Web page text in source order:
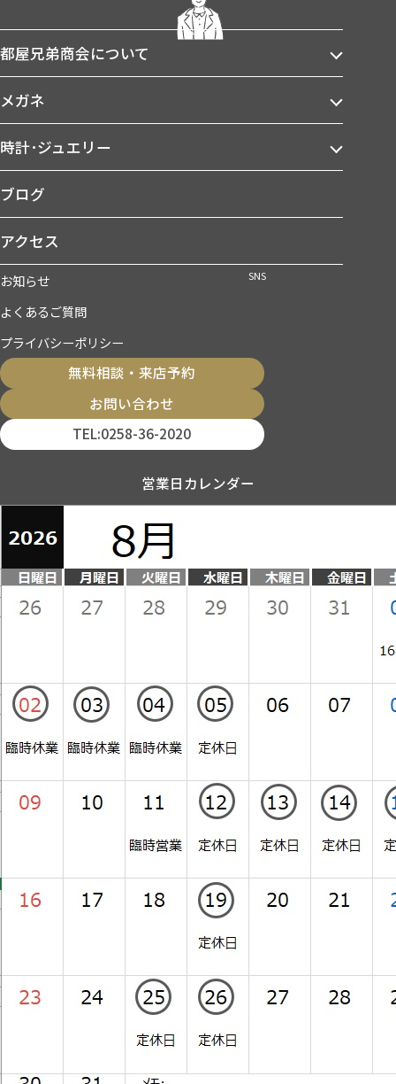
都屋兄弟商会について
メガネ
時計･ジュエリー
ブログ
アクセス
お知らせ
よくあるご質問
プライバシーポリシー
SNS
無料相談・来店予約
お問い合わせ
TEL:0258-36-2020
営業日カレンダー